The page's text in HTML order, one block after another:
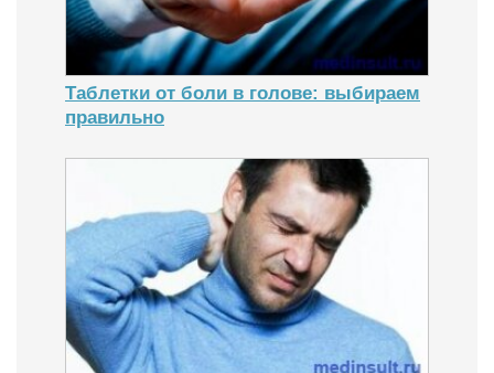
Таблетки от боли в голове: выбираем
правильно